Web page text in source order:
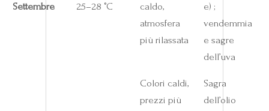
Settembre 25–28 °C
caldo,
atmosfera
più rilassata
e) ;
vendemmia
e sagre
dell’uva
Colori caldi,
prezzi più
Sagra
dell’olio